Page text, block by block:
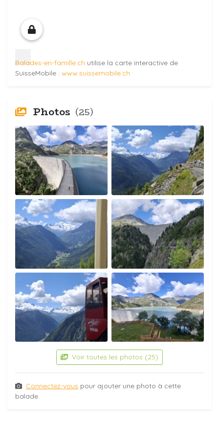
Balades-en-famille.ch utilise la carte interactive de
SuisseMobile : www.suissemobile.ch
Photos (25)
Voir toutes les photos (25)
Connectez-vous pour ajouter une photo à cette
balade.